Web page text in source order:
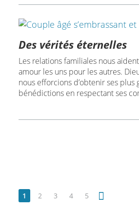
Des vérités éternelles
Les relations familiales nous
amour les uns pour les autres.
nous efforcions d’obtenir ses plus
bénédictions en respectant ses
1 2 3 4 5